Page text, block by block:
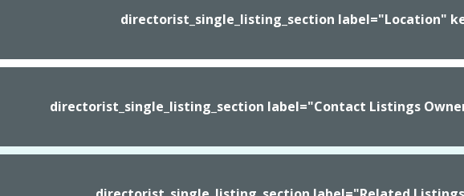
directorist_single_listing_section label="Location"
directorist_single_listing_section label="Contact Listings